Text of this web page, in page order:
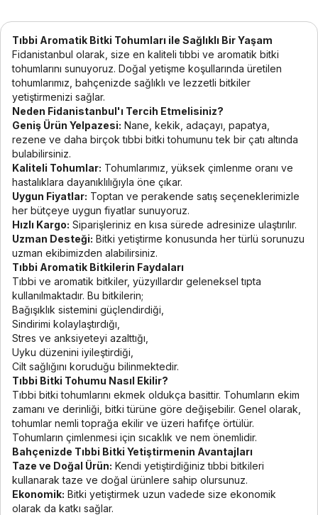
Tıbbi Aromatik Bitki Tohumları ile Sağlıklı Bir Yaşam
Fidanistanbul olarak, size en kaliteli tıbbi ve aromatik bitki
tohumlarını sunuyoruz. Doğal yetişme koşullarında üretilen
tohumlarımız, bahçenizde sağlıklı ve lezzetli bitkiler
yetiştirmenizi sağlar.
Neden Fidanistanbul'ı Tercih Etmelisiniz?
Geniş Ürün Yelpazesi: Nane, kekik, adaçayı, papatya,
rezene ve daha birçok tıbbi bitki tohumunu tek bir çatı altında
bulabilirsiniz.
Kaliteli Tohumlar: Tohumlarımız, yüksek çimlenme oranı ve
hastalıklara dayanıklılığıyla öne çıkar.
Uygun Fiyatlar: Toptan ve perakende satış seçeneklerimizle
her bütçeye uygun fiyatlar sunuyoruz.
Hızlı Kargo: Siparişleriniz en kısa sürede adresinize ulaştırılır.
Uzman Desteği: Bitki yetiştirme konusunda her türlü sorunuzu
uzman ekibimizden alabilirsiniz.
Tıbbi Aromatik Bitkilerin Faydaları
Tıbbi ve aromatik bitkiler, yüzyıllardır geleneksel tıpta
kullanılmaktadır. Bu bitkilerin;
Bağışıklık sistemini güçlendirdiği,
Sindirimi kolaylaştırdığı,
Stres ve anksiyeteyi azalttığı,
Uyku düzenini iyileştirdiği,
Cilt sağlığını koruduğu bilinmektedir.
Tıbbi Bitki Tohumu Nasıl Ekilir?
Tıbbi bitki tohumlarını ekmek oldukça basittir. Tohumların ekim
zamanı ve derinliği, bitki türüne göre değişebilir. Genel olarak,
tohumlar nemli toprağa ekilir ve üzeri hafifçe örtülür.
Tohumların çimlenmesi için sıcaklık ve nem önemlidir.
Bahçenizde Tıbbi Bitki Yetiştirmenin Avantajları
Taze ve Doğal Ürün: Kendi yetiştirdiğiniz tıbbi bitkileri
kullanarak taze ve doğal ürünlere sahip olursunuz.
Ekonomik: Bitki yetiştirmek uzun vadede size ekonomik
olarak da katkı sağlar.